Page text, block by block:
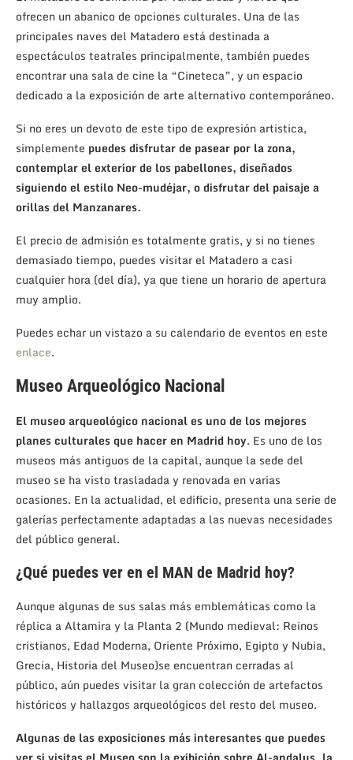
ofrecen un abanico de opciones culturales. Una de las
principales naves del Matadero está destinada a
espectáculos teatrales principalmente, también puedes
encontrar una sala de cine la “Cineteca”, y un espacio
dedicado a la exposición de arte alternativo contemporáneo.
Si no eres un devoto de este tipo de expresión artistica,
simplemente puedes disfrutar de pasear por la zona,
contemplar el exterior de los pabellones, diseñados
siguiendo el estilo Neo-mudéjar, o disfrutar del paisaje a
orillas del Manzanares.
El precio de admisión es totalmente gratis, y si no tienes
demasiado tiempo, puedes visitar el Matadero a casi
cualquier hora (del día), ya que tiene un horario de apertura
muy amplio.
Puedes echar un vistazo a su calendario de eventos en este
enlace.
Museo Arqueológico Nacional
El museo arqueológico nacional es uno de los mejores
planes culturales que hacer en Madrid hoy. Es uno de los
museos más antiguos de la capital, aunque la sede del
museo se ha visto trasladada y renovada en varias
ocasiones. En la actualidad, el edificio, presenta una serie de
galerías perfectamente adaptadas a las nuevas necesidades
del público general.
¿Qué puedes ver en el MAN de Madrid hoy?
Aunque algunas de sus salas más emblemáticas como la
réplica a Altamira y la Planta 2 (Mundo medieval: Reinos
cristianos, Edad Moderna, Oriente Próximo, Egipto y Nubia,
Grecia, Historia del Museo)se encuentran cerradas al
público, aún puedes visitar la gran colección de artefactos
históricos y hallazgos arqueológicos del resto del museo.
Algunas de las exposiciones más interesantes que puedes